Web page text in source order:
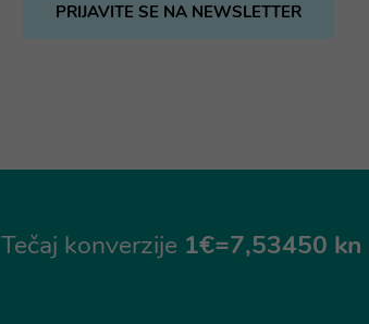
PRIJAVITE SE NA NEWSLETTER
Tečaj konverzije 1€=7,53450 kn